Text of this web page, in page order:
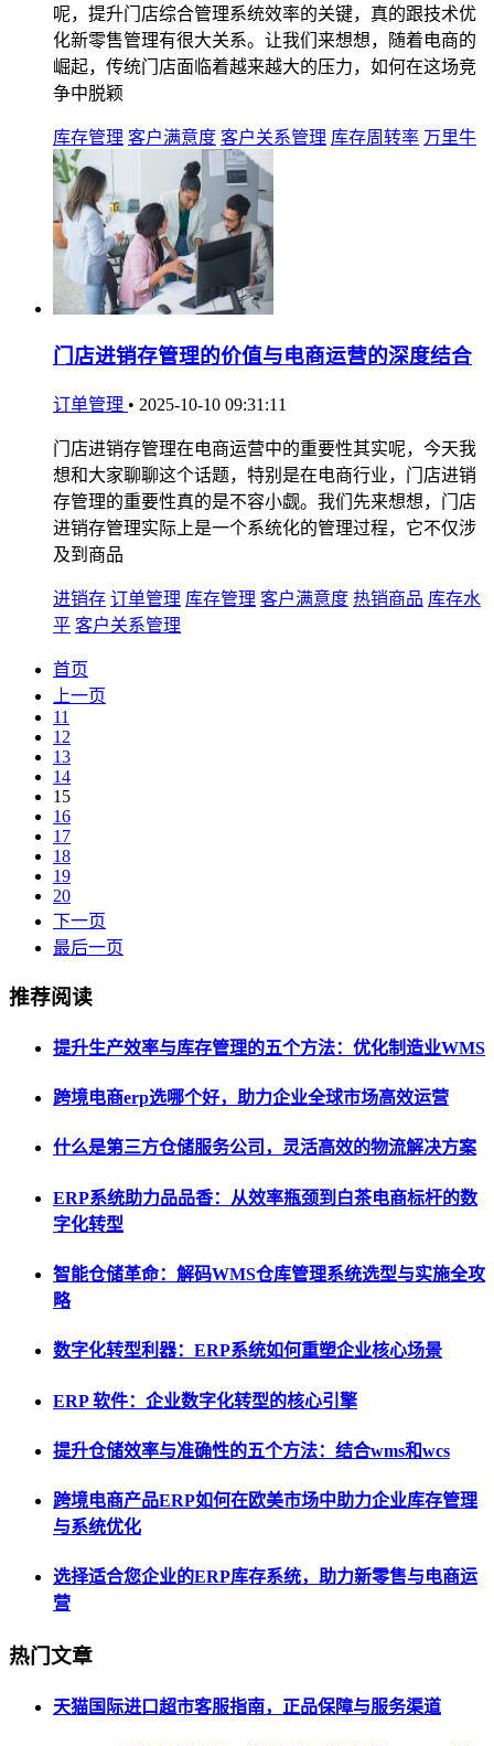
呢，提升门店综合管理系统效率的关键，真的跟技术优
化新零售管理有很大关系。让我们来想想，随着电商的
崛起，传统门店面临着越来越大的压力，如何在这场竞
争中脱颖
库存管理 客户满意度 客户关系管理 库存周转率 万里牛
门店进销存管理的价值与电商运营的深度结合
订单管理 • 2025-10-10 09:31:11
门店进销存管理在电商运营中的重要性其实呢，今天我
想和大家聊聊这个话题，特别是在电商行业，门店进销
存管理的重要性真的是不容小觑。我们先来想想，门店
进销存管理实际上是一个系统化的管理过程，它不仅涉
及到商品
进销存 订单管理 库存管理 客户满意度 热销商品 库存水
平 客户关系管理
首页
上一页
11
12
13
14
15
16
17
18
19
20
下一页
最后一页
推荐阅读
提升生产效率与库存管理的五个方法：优化制造业WMS
跨境电商erp选哪个好，助力企业全球市场高效运营
什么是第三方仓储服务公司，灵活高效的物流解决方案
ERP系统助力品品香：从效率瓶颈到白茶电商标杆的数
字化转型
智能仓储革命：解码WMS仓库管理系统选型与实施全攻
略
数字化转型利器：ERP系统如何重塑企业核心场景
ERP 软件：企业数字化转型的核心引擎
提升仓储效率与准确性的五个方法：结合wms和wcs
跨境电商产品ERP如何在欧美市场中助力企业库存管理
与系统优化
选择适合您企业的ERP库存系统，助力新零售与电商运
营
热门文章
天猫国际进口超市客服指南，正品保障与服务渠道